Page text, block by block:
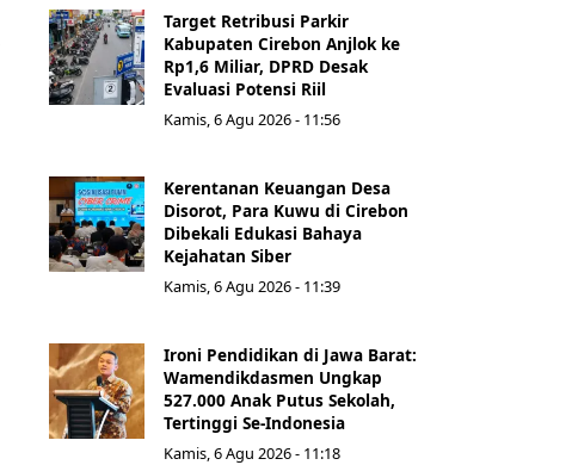
Target Retribusi Parkir
Kabupaten Cirebon Anjlok ke
Rp1,6 Miliar, DPRD Desak
Evaluasi Potensi Riil
Kamis, 6 Agu 2026 - 11:56
Kerentanan Keuangan Desa
Disorot, Para Kuwu di Cirebon
Dibekali Edukasi Bahaya
Kejahatan Siber
Kamis, 6 Agu 2026 - 11:39
Ironi Pendidikan di Jawa Barat:
Wamendikdasmen Ungkap
527.000 Anak Putus Sekolah,
Tertinggi Se-Indonesia
Kamis, 6 Agu 2026 - 11:18